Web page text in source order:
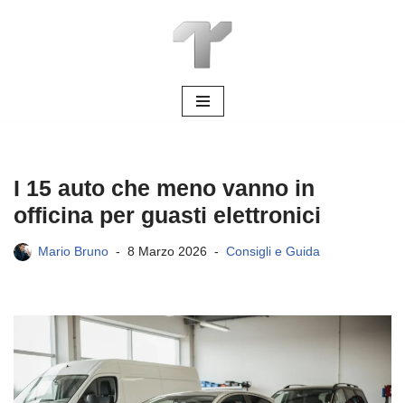
I 15 auto che meno vanno in
officina per guasti elettronici
Mario Bruno 8 Marzo 2026 Consigli e Guida